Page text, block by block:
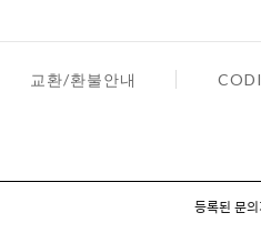
교환/환불안내
등록된 문